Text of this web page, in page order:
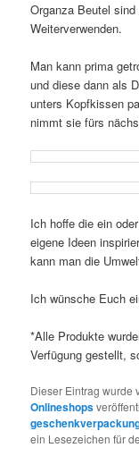
Organza Beutel
Weiterverwenden.
Man kann prima
und diese dann als
unters Kopfkissen
nimmt sie fürs
Ich hoffe die ein
eigene Ideen
kann man die
Ich wünsche Euch
*Alle Produkte
Verfügung gestellt,
Dieser Eintrag wurde
Onlineshops
ein Lesezeichen für